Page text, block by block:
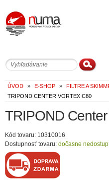
ÚVOD » E-SHOP » FILTRE A
TRIPOND CENTER VORTEX C80
TRIPOND
Kód tovaru: 10310016
Dostupnosť tovaru: dočasne